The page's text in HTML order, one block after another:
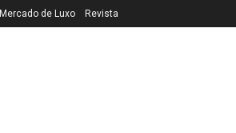
Mercado de Luxo Revista